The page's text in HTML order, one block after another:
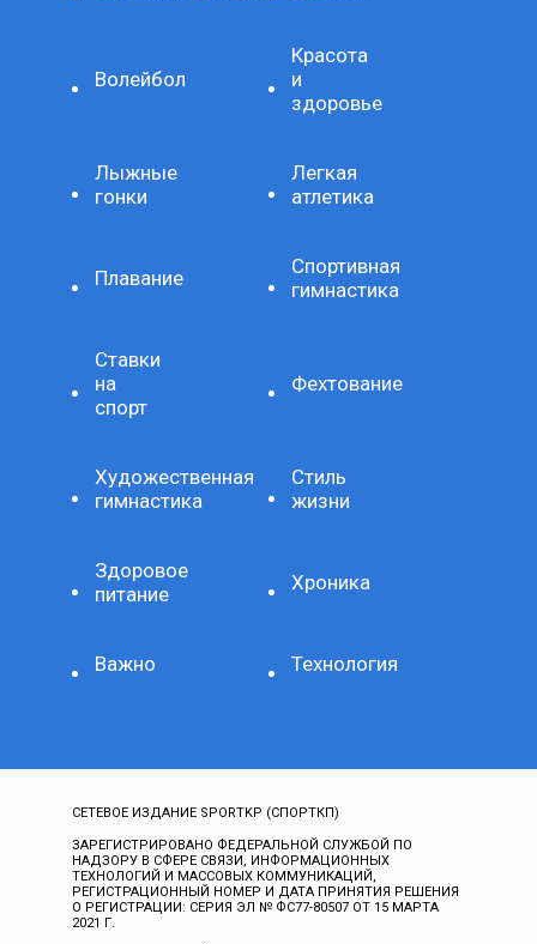
Волейбол
Красота
и
здоровье
Лыжные
гонки
Легкая
атлетика
Плавание
Спортивная
гимнастика
Ставки
на
спорт
Фехтование
Художественная
гимнастика
Стиль
жизни
Здоровое
питание
Хроника
Важно Технология
СЕТЕВОЕ ИЗДАНИЕ SPORTKP (СПОРТКП)
ЗАРЕГИСТРИРОВАНО ФЕДЕРАЛЬНОЙ СЛУЖБОЙ ПО
НАДЗОРУ В СФЕРЕ СВЯЗИ, ИНФОРМАЦИОННЫХ
ТЕХНОЛОГИЙ И МАССОВЫХ КОММУНИКАЦИЙ,
РЕГИСТРАЦИОННЫЙ НОМЕР И ДАТА ПРИНЯТИЯ РЕШЕНИЯ
О РЕГИСТРАЦИИ: СЕРИЯ ЭЛ № ФС77-80507 ОТ 15 МАРТА
2021 Г.